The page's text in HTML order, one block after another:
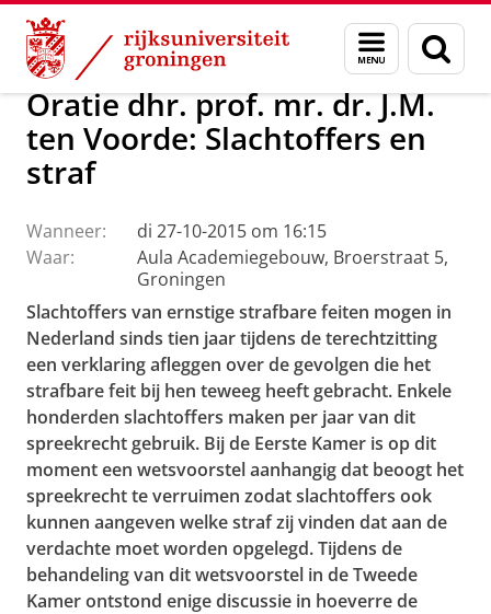
Skip
Content
Skip
Navigation
Menu
en
zoeken
Over ons Actueel Evenementen Oraties
Oratie dhr. prof. mr. dr. J.M.
ten Voorde: Slachtoffers en
straf
Wanneer:
di 27-10-2015 om 16:15
Waar:
Aula Academiegebouw, Broerstraat 5,
Groningen
Slachtoffers van ernstige strafbare feiten mogen in
Nederland sinds tien jaar tijdens de terechtzitting
een verklaring afleggen over de gevolgen die het
strafbare feit bij hen teweeg heeft gebracht. Enkele
honderden slachtoffers maken per jaar van dit
spreekrecht gebruik. Bij de Eerste Kamer is op dit
moment een wetsvoorstel aanhangig dat beoogt het
spreekrecht te verruimen zodat slachtoffers ook
kunnen aangeven welke straf zij vinden dat aan de
verdachte moet worden opgelegd. Tijdens de
behandeling van dit wetsvoorstel in de Tweede
Kamer ontstond enige discussie in hoeverre de